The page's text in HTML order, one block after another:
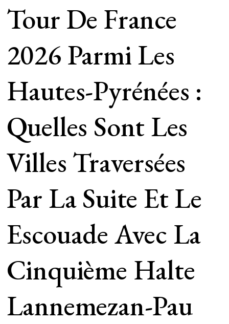
Tour De France
2026 Parmi Les
Hautes-Pyrénées :
Quelles Sont Les
Villes Traversées
Par La Suite Et Le
Escouade Avec La
Cinquième Halte
Lannemezan-Pau